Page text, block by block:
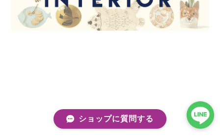
ショップに質問する